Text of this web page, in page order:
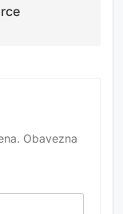
Obavezna